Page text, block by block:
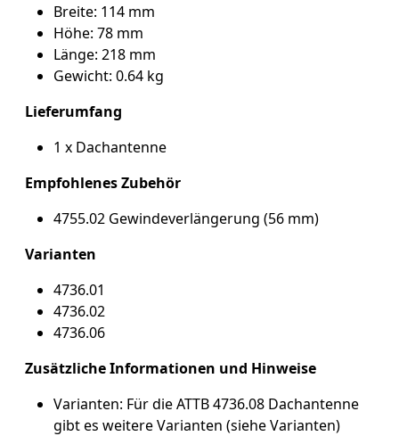
Breite: 114 mm
Höhe: 78 mm
Länge: 218 mm
Gewicht: 0.64 kg
Lieferumfang
1 x Dachantenne
Empfohlenes Zubehör
4755.02 Gewindeverlängerung (56 mm)
Varianten
4736.01
4736.02
4736.06
Zusätzliche Informationen und Hinweise
Varianten: Für die ATTB 4736.08 Dachantenne
gibt es weitere Varianten (siehe Varianten)